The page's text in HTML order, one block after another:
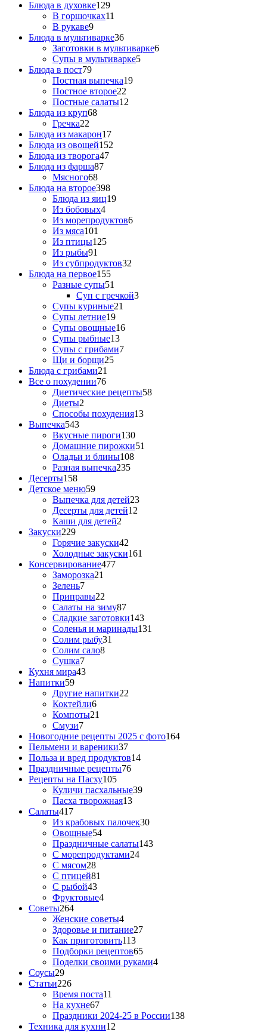
Блюда в духовке129
В горшочках11
В рукаве9
Блюда в мультиварке36
Заготовки в мультиварке6
Супы в мультиварке5
Блюда в пост79
Постная выпечка19
Постное второе22
Постные салаты12
Блюда из круп68
Гречка22
Блюда из макарон17
Блюда из овощей152
Блюда из творога47
Блюда из фарша87
Мясного68
Блюда на второе398
Блюда из яиц19
Из бобовых4
Из морепродуктов6
Из мяса101
Из птицы125
Из рыбы91
Из субпродуктов32
Блюда на первое155
Разные супы51
Суп с гречкой3
Супы куриные21
Супы летние19
Супы овощные16
Супы рыбные13
Супы с грибами7
Щи и борщи25
Блюда с грибами21
Все о похудении76
Диетические рецепты58
Диеты2
Способы похудения13
Выпечка543
Вкусные пироги130
Домашние пирожки51
Оладьи и блины108
Разная выпечка235
Десерты158
Детское меню59
Выпечка для детей23
Десерты для детей12
Каши для детей2
Закуски229
Горячие закуски42
Холодные закуски161
Консервирование477
Заморозка21
Зелень7
Приправы22
Салаты на зиму87
Сладкие заготовки143
Соленья и маринады131
Солим рыбу31
Солим сало8
Сушка7
Кухня мира43
Напитки59
Другие напитки22
Коктейли6
Компоты21
Смузи7
Новогодние рецепты 2025 с фото164
Пельмени и вареники37
Польза и вред продуктов14
Праздничные рецепты76
Рецепты на Пасху105
Куличи пасхальные39
Пасха творожная13
Салаты417
Из крабовых палочек30
Овощные54
Праздничные салаты143
С морепродуктами24
С мясом28
С птицей81
С рыбой43
Фруктовые4
Советы264
Женские советы4
Здоровье и питание27
Как приготовить113
Подборки рецептов65
Поделки своими руками4
Соусы29
Статьи226
Время поста11
На кухне67
Праздники 2024-25 в России138
Техника для кухни12